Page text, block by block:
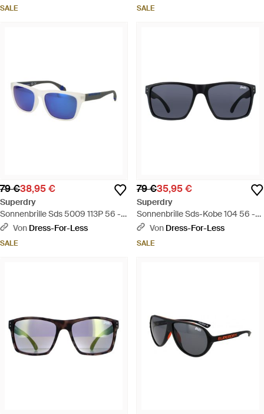
SALE SALE
79 €38,95 €
Superdry
Sonnenbrille Sds 5009 113P 56 -
BlauVon Dress-For-Less
SALE
79 €35,95 €
Superdry
Sonnenbrille Sds-Kobe 104 56 -
BlauVon Dress-For-Less
SALE